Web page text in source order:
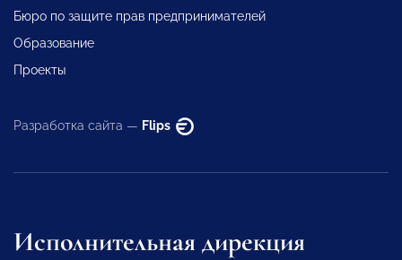
Бюро по защите прав предпринимателей
Образование
Проекты
Разработка сайта — Flips
Исполнительная дирекция